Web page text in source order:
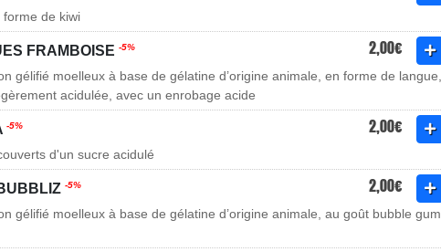
forme de kiwi
FRAMBOISE -5% 2,00€
gélifié moelleux à base de gélatine d’origine animale, en forme de langue,
acidulée, avec un enrobage acide
-5% 2,00€
d'un sucre acidulé
-5% 2,00€
gélifié moelleux à base de gélatine d’origine animale, au goût bubble gum